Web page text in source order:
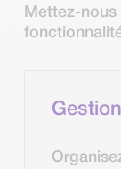
Mettez-